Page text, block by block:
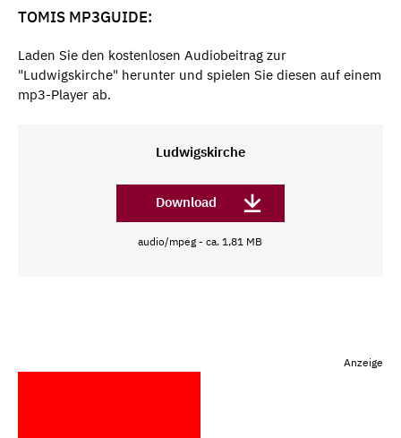
TOMIS MP3GUIDE:
Laden Sie den kostenlosen Audiobeitrag zur
"Ludwigskirche" herunter und spielen Sie diesen auf einem
mp3-Player ab.
Ludwigskirche
Download
audio/mpeg - ca. 1,81 MB
Anzeige